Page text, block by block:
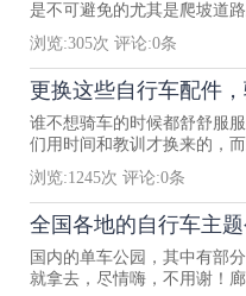
是不可避免的尤其是爬坡道
浏览:305次 评论:0条
更换这些自行车配件
谁不想骑车的时候都舒舒服
们用时间和教训才换来的，
浏览:1245次 评论:0条
全国各地的自行车主
国内的单车公园，其中有部
就拿去，尽情嗨，不用谢！